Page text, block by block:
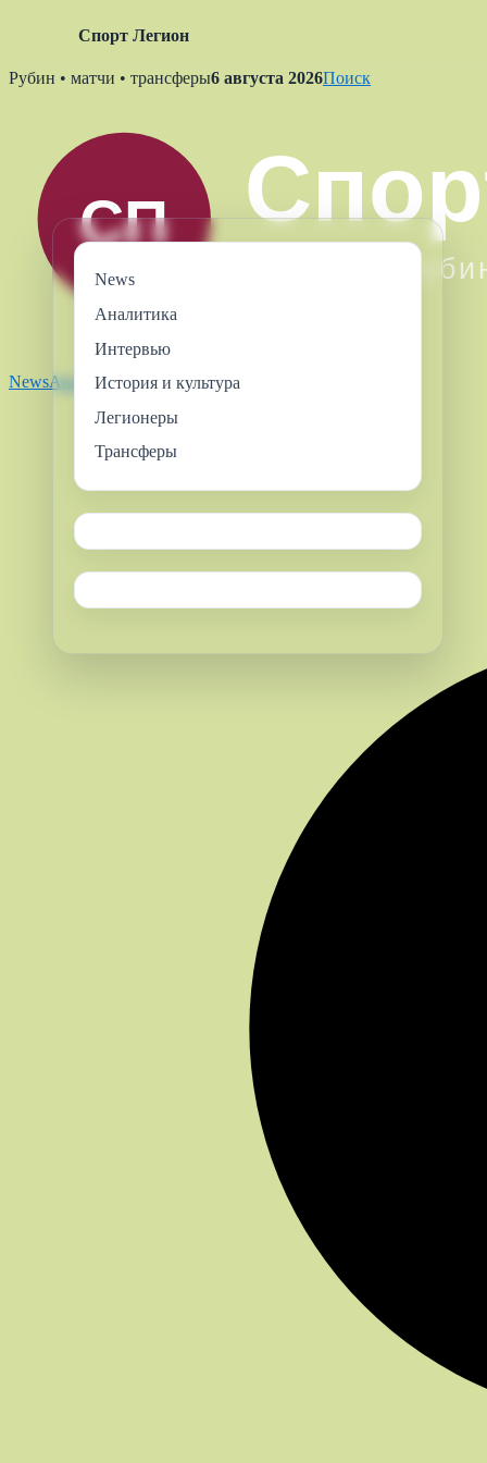
Спорт Легион
Skip
Рубин • матчи • трансферы6 августа 2026Поиск
NewsАналитикаИнтервьюЛегионеры
News
Аналитика
Интервью
История и культура
Легионеры
Трансферы